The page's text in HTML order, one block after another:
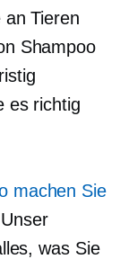
Tieren
Shampoo
es richtig
machen Sie
was Sie